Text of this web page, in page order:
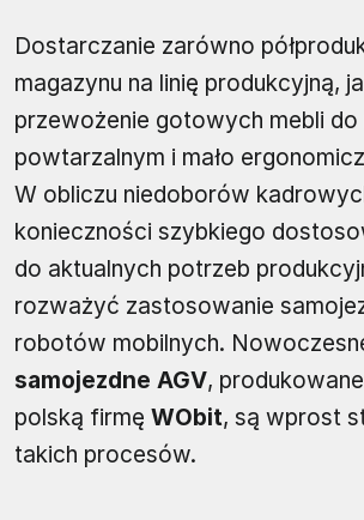
Dostarczanie zarówno
magazynu na linię produkcyjną,
przewożenie gotowych mebli do
powtarzalnym i mało
W obliczu niedoborów
konieczności szybkiego
do aktualnych potrzeb
rozważyć zastosowanie
robotów mobilnych.
samojezdne AGV,
polską firmę WObit, są wprost
takich procesów.